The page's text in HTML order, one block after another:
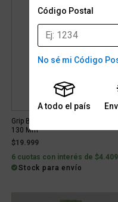
Código Postal
No sé mi Código
A todo el país
Grip Bicicleta Van Halen Silicone
130 Mm
$19.999
6 cuotas con interés de $4.409
Stock para envío